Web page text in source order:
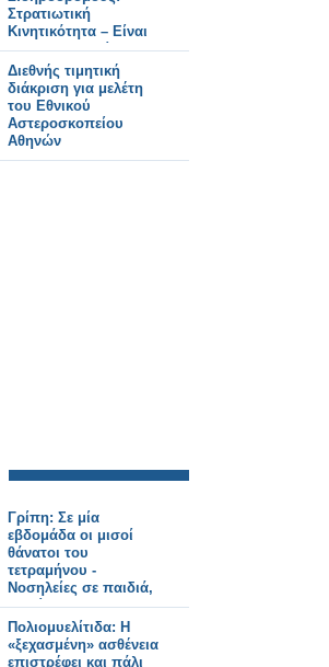
Στρατιωτική
Κινητικότητα – Είναι
οι Ευρωπαϊκοί
Σιδηρόδρομοι έτοιμοι;
Διεθνής τιμητική
διάκριση για μελέτη
του Εθνικού
Αστεροσκοπείου
Αθηνών
Γρίπη: Σε μία
εβδομάδα οι μισοί
θάνατοι του
τετραμήνου -
Νοσηλείες σε παιδιά,
ενηλίκους
Πολιομυελίτιδα: Η
«ξεχασμένη» ασθένεια
επιστρέφει και πάλι